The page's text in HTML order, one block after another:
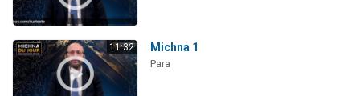
11:32 Michna 1
Para